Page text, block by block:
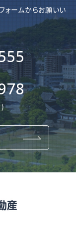
ォームからお願いい
)